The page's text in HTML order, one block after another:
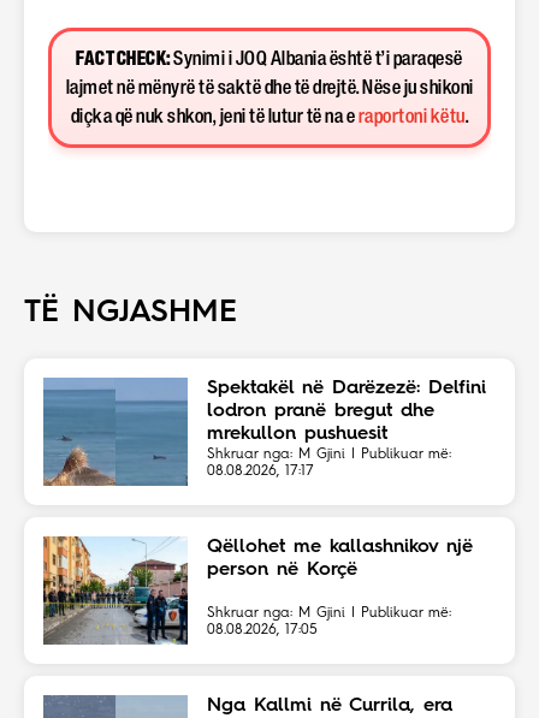
FACT CHECK:Synimi i JOQ Albania është t’i paraqesë
lajmet në mënyrë të saktë dhe të drejtë. Nëse ju shikoni
diçka që nuk shkon, jeni të lutur të na e raportoni këtu.
TË NGJASHME
Spektakël në Darëzezë: Delfini
lodron pranë bregut dhe
mrekullon pushuesit
Shkruar nga: M Gjini | Publikuar më:
08.08.2026, 17:17
Qëllohet me kallashnikov një
person në Korçë
Shkruar nga: M Gjini | Publikuar më:
08.08.2026, 17:05
Nga Kallmi në Currila, era